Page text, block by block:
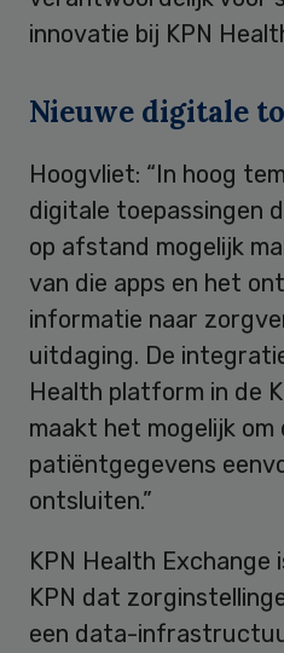
innovatie bij KPN
Nieuwe digitale
Hoogvliet: “In hoog
digitale toepassingen
op afstand mogelijk
van die apps en het
informatie naar
uitdaging. De
Health platform in de
maakt het mogelijk om
patiëntgegevens
ontsluiten.”
KPN Health Exchange
KPN dat
een data-